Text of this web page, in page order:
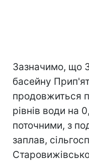
Зазначимо, що
басейну
продовжиться
рівнів води на
поточними, з
заплав,